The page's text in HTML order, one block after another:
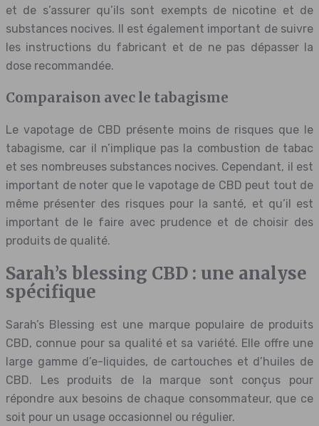
et de s’assurer qu’ils sont exempts de nicotine et de
substances nocives. Il est également important de suivre
les instructions du fabricant et de ne pas dépasser la
dose recommandée.
Comparaison avec le tabagisme
Le vapotage de CBD présente moins de risques que le
tabagisme, car il n’implique pas la combustion de tabac
et ses nombreuses substances nocives. Cependant, il est
important de noter que le vapotage de CBD peut tout de
même présenter des risques pour la santé, et qu’il est
important de le faire avec prudence et de choisir des
produits de qualité.
Sarah’s blessing CBD : une analyse
spécifique
Sarah’s Blessing est une marque populaire de produits
CBD, connue pour sa qualité et sa variété. Elle offre une
large gamme d’e-liquides, de cartouches et d’huiles de
CBD. Les produits de la marque sont conçus pour
répondre aux besoins de chaque consommateur, que ce
soit pour un usage occasionnel ou régulier.